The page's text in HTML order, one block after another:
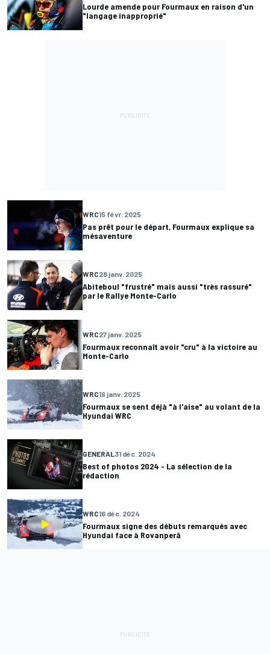
Lourde amende pour Fourmaux en raison d'un
"langage inapproprié"
WRC15 févr. 2025
Pas prêt pour le départ, Fourmaux explique sa
mésaventure
WRC28 janv. 2025
Abiteboul "frustré" mais aussi "très rassuré"
par le Rallye Monte-Carlo
WRC27 janv. 2025
Fourmaux reconnaît avoir "cru" à la victoire au
Monte-Carlo
WRC19 janv. 2025
Fourmaux se sent déjà "à l'aise" au volant de la
Hyundai WRC
GENERAL 31 déc. 2024
Best of photos 2024 - La sélection de la
rédaction
WRC16 déc. 2024
Fourmaux signe des débuts remarqués avec
Hyundai face à Rovanperä